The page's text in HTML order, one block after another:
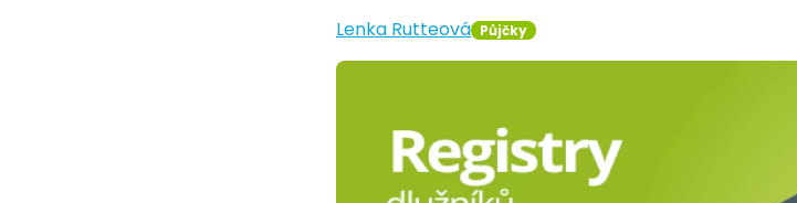
Lenka Rutteová Půjčky